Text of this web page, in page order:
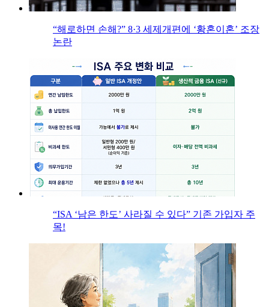
“해로하면 손해?” 8·3 세제개편에 ‘황혼이혼’ 조장
논란
“ISA ‘남은 한도’ 사라질 수 있다” 기존 가입자 주
목!